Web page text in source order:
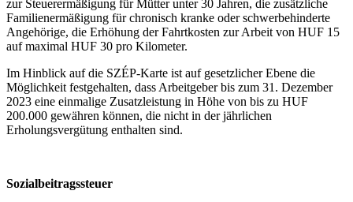
zur Steuerermäßigung für Mütter unter 30 Jahren, die zusätzliche
Familienermäßigung für chronisch kranke oder schwerbehinderte
Angehörige, die Erhöhung der Fahrtkosten zur Arbeit von HUF 15
auf maximal HUF 30 pro Kilometer.
Im Hinblick auf die SZÉP-Karte ist auf gesetzlicher Ebene die
Möglichkeit festgehalten, dass Arbeitgeber bis zum 31. Dezember
2023 eine einmalige Zusatzleistung in Höhe von bis zu HUF
200.000 gewähren können, die nicht in der jährlichen
Erholungsvergütung enthalten sind.
Sozialbeitragssteuer